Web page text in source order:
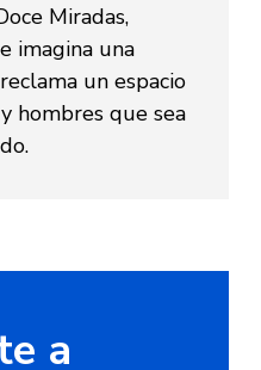
Miradas,
imagina una
un espacio
hombres que sea
a